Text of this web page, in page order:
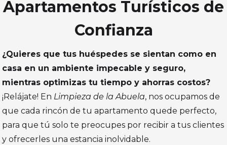
Apartamentos Turísticos de
Confianza
¿Quieres que tus huéspedes se sientan como en
casa en un ambiente impecable y seguro,
mientras optimizas tu tiempo y ahorras costos?
¡Relájate! En Limpieza de la Abuela, nos ocupamos de
que cada rincón de tu apartamento quede perfecto,
para que tú solo te preocupes por recibir a tus clientes
y ofrecerles una estancia inolvidable.